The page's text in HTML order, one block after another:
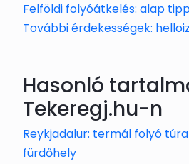
Felföldi folyóátkelés: alap
További érdekességek:
Hasonló
Tekeregj.hu-n
Reykjadalur: termál folyó
fürdőhely